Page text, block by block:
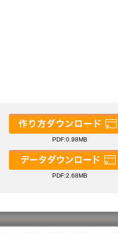
PDF:0.98MB
PDF:2.68MB